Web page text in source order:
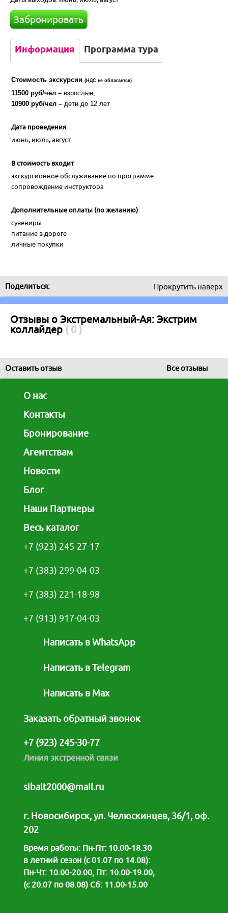
Казань
Красноярск и Хакасия
Европейская часть России
Отели России
Забронировать
Информация Программа тура
Стоимость экскурсии (НДС не облагается)
11500 руб/чел – взрослые,
10900 руб/чел – дети до 12 лет
Дата проведения
июнь, июль, август
В стоимость входит
экскурсионное обслуживание по программе
сопровождение инструктора
Дополнительные оплаты (по желанию)
сувениры
питание в дороге
личные покупки
Поделиться: Прокрутить наверх
Отзывы о Экстремальный-Ая: Экстрим
коллайдер ( 0 )
Оставить отзыв Все отзывы
О нас
Контакты
Бронирование
Агентствам
Новости
Блог
Наши Партнеры
Весь каталог
+7 (923) 245-27-17
+7 (383) 299-04-03
+7 (383) 221-18-98
+7 (913) 917-04-03
Написать в WhatsApp
Написать в Telegram
Написать в Max
Заказать обратный звонок
+7 (923) 245-30-77
Линия экстренной связи
sibalt2000@mail.ru
г. Новосибирск, ул. Челюскинцев, 36/1, оф.
202
Время работы: Пн-Пт: 10.00-18.30
в летний сезон (с 01.07 по 14.08):
Пн-Чт: 10.00-20.00, Пт: 10.00-19.00,
(с 20.07 по 08.08) Сб: 11.00-15.00
Для турагентств:
Бронирование для агентств